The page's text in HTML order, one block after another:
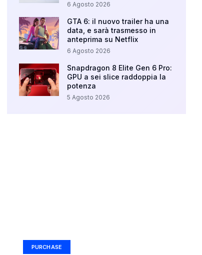
6 Agosto 2026
GTA 6: il nuovo trailer ha una
data, e sarà trasmesso in
anteprima su Netflix
6 Agosto 2026
Snapdragon 8 Elite Gen 6 Pro:
GPU a sei slice raddoppia la
potenza
5 Agosto 2026
PURCHASE